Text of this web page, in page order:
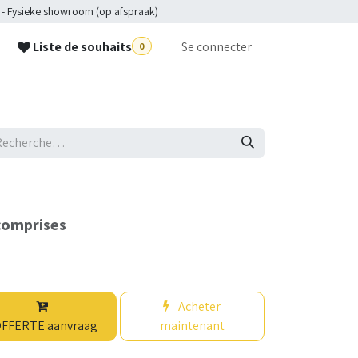
Fysieke showroom (op afspraak)
Liste de souhaits 0 Se connecter
aanvraag
Acheter
maintenant